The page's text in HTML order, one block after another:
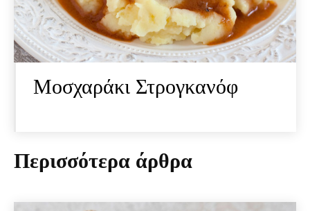
Μοσχαράκι Στρογκανόφ
Περισσότερα άρθρα